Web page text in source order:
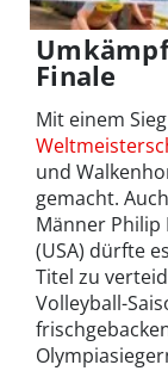
Finale
Mit einem
und
gemacht.
Männer Philip
(USA) dürfte
Titel zu
Volleyball-